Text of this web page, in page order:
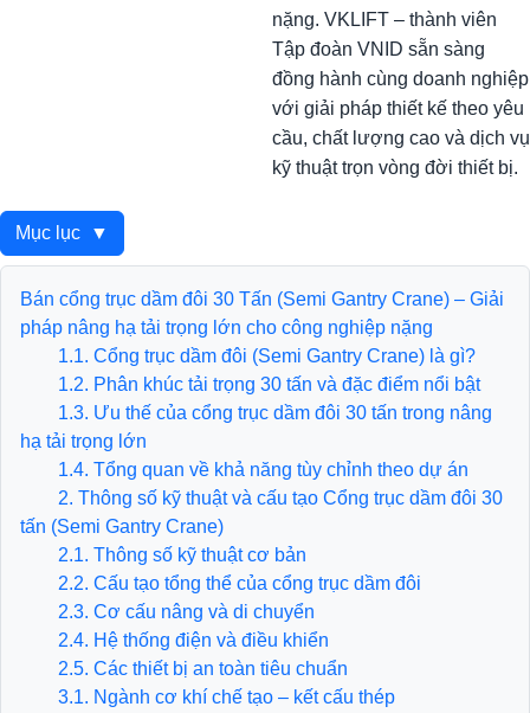
nặng. VKLIFT – thành viên
Tập đoàn VNID sẵn sàng
đồng hành cùng doanh nghiệp
với giải pháp thiết kế theo yêu
cầu, chất lượng cao và dịch vụ
kỹ thuật trọn vòng đời thiết bị.
Mục lục ▼
Bán cổng trục dầm đôi 30 Tấn (Semi Gantry Crane) – Giải
pháp nâng hạ tải trọng lớn cho công nghiệp nặng
1.1. Cổng trục dầm đôi (Semi Gantry Crane) là gì?
1.2. Phân khúc tải trọng 30 tấn và đặc điểm nổi bật
1.3. Ưu thế của cổng trục dầm đôi 30 tấn trong nâng
hạ tải trọng lớn
1.4. Tổng quan về khả năng tùy chỉnh theo dự án
2. Thông số kỹ thuật và cấu tạo Cổng trục dầm đôi 30
tấn (Semi Gantry Crane)
2.1. Thông số kỹ thuật cơ bản
2.2. Cấu tạo tổng thể của cổng trục dầm đôi
2.3. Cơ cấu nâng và di chuyển
2.4. Hệ thống điện và điều khiển
2.5. Các thiết bị an toàn tiêu chuẩn
3.1. Ngành cơ khí chế tạo – kết cấu thép